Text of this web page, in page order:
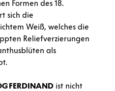
Formen des 18.
sich die
Weiß, welches die
Reliefverzierungen
als
FERDINAND ist nicht